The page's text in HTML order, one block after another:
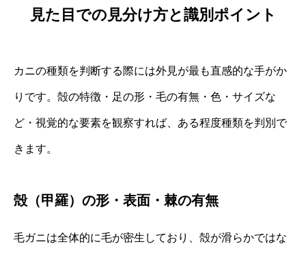
見た目での見分け方と識別ポイント
カニの種類を判断する際には外見が最も直感的な手がか
りです。殻の特徴・足の形・毛の有無・色・サイズな
ど・視覚的な要素を観察すれば、ある程度種類を判別で
きます。
殻（甲羅）の形・表面・棘の有無
毛ガニは全体的に毛が密生しており、殻が滑らかではな